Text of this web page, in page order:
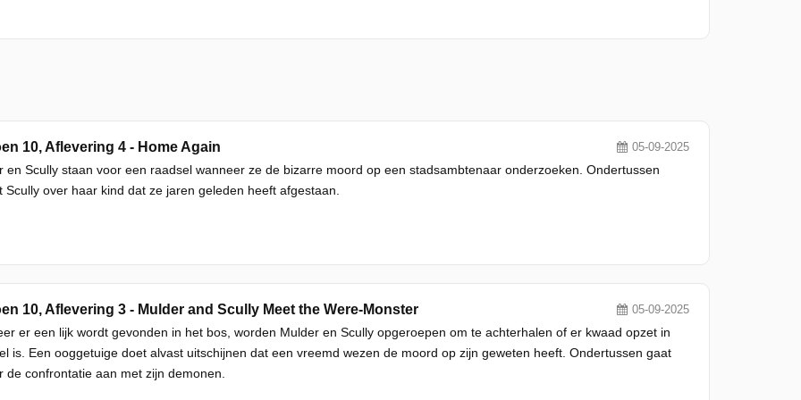
10, Aflevering 4 - Home Again 05-09-2025
en Scully staan voor een raadsel wanneer ze de bizarre moord op een stadsambtenaar onderzoeken. Ondertussen
Scully over haar kind dat ze jaren geleden heeft afgestaan.
10, Aflevering 3 - Mulder and Scully Meet the Were-Monster 05-09-2025
er een lijk wordt gevonden in het bos, worden Mulder en Scully opgeroepen om te achterhalen of er kwaad opzet in
is. Een ooggetuige doet alvast uitschijnen dat een vreemd wezen de moord op zijn geweten heeft. Ondertussen gaat
de confrontatie aan met zijn demonen.